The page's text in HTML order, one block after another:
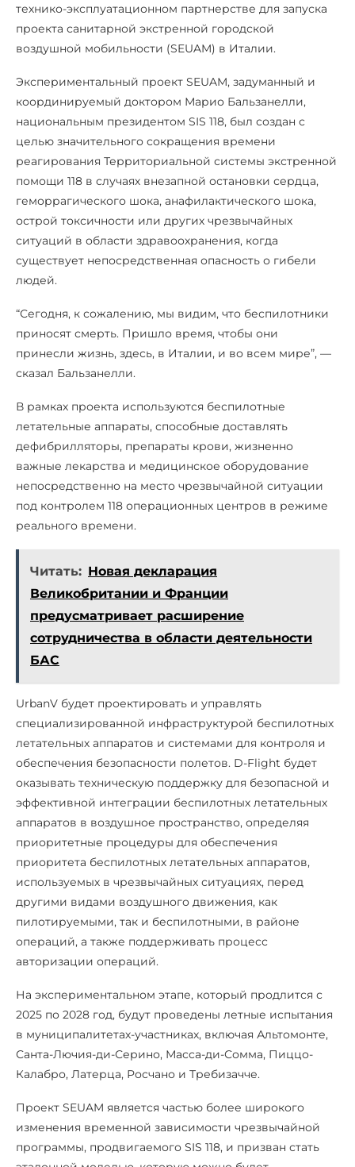
технико-эксплуатационном партнерстве для запуска
проекта санитарной экстренной городской
воздушной мобильности (SEUAM) в Италии.
Экспериментальный проект SEUAM, задуманный и
координируемый доктором Марио Бальзанелли,
национальным президентом SIS 118, был создан с
целью значительного сокращения времени
реагирования Территориальной системы экстренной
помощи 118 в случаях внезапной остановки сердца,
геморрагического шока, анафилактического шока,
острой токсичности или других чрезвычайных
ситуаций в области здравоохранения, когда
существует непосредственная опасность о гибели
людей.
“Сегодня, к сожалению, мы видим, что беспилотники
приносят смерть. Пришло время, чтобы они
принесли жизнь, здесь, в Италии, и во всем мире”, —
сказал Бальзанелли.
В рамках проекта используются беспилотные
летательные аппараты, способные доставлять
дефибрилляторы, препараты крови, жизненно
важные лекарства и медицинское оборудование
непосредственно на место чрезвычайной ситуации
под контролем 118 операционных центров в режиме
реального времени.
Читать: Новая декларация
Великобритании и Франции
предусматривает расширение
сотрудничества в области деятельности
БАС
UrbanV будет проектировать и управлять
специализированной инфраструктурой беспилотных
летательных аппаратов и системами для контроля и
обеспечения безопасности полетов. D-Flight будет
оказывать техническую поддержку для безопасной и
эффективной интеграции беспилотных летательных
аппаратов в воздушное пространство, определяя
приоритетные процедуры для обеспечения
приоритета беспилотных летательных аппаратов,
используемых в чрезвычайных ситуациях, перед
другими видами воздушного движения, как
пилотируемыми, так и беспилотными, в районе
операций, а также поддерживать процесс
авторизации операций.
На экспериментальном этапе, который продлится с
2025 по 2028 год, будут проведены летные испытания
в муниципалитетах-участниках, включая Альтомонте,
Санта-Лючия-ди-Серино, Масса-ди-Сомма, Пиццо-
Калабро, Латерца, Росчано и Требизачче.
Проект SEUAM является частью более широкого
изменения временной зависимости чрезвычайной
программы, продвигаемого SIS 118, и призван стать